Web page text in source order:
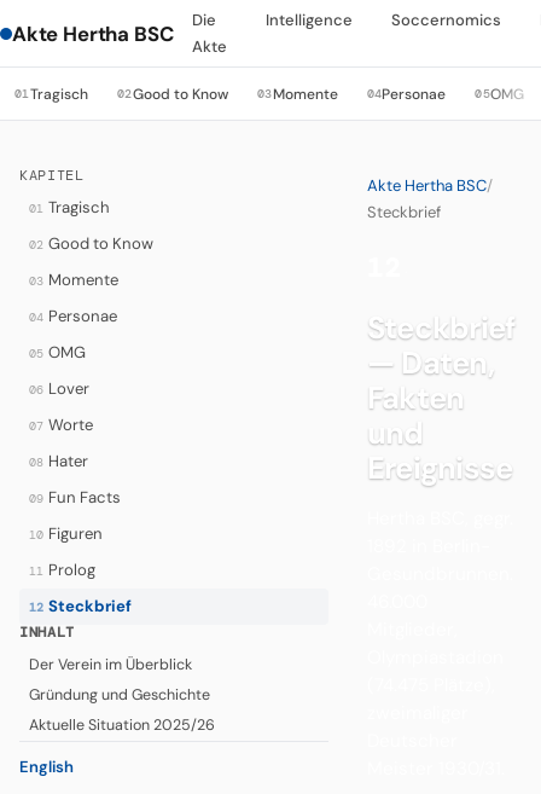
Akte Hertha BSC
Die
Akte
Intelligence Soccernomics
01Tragisch 02Good to Know 03Momente 04Personae 05OMG
KAPITEL
01 Tragisch
02 Good to Know
03 Momente
04 Personae
05 OMG
06 Lover
07 Worte
08 Hater
09 Fun Facts
10 Figuren
11 Prolog
12 Steckbrief
INHALT
Der Verein im Überblick
Gründung und Geschichte
Aktuelle Situation 2025/26
English
Akte Hertha BSC/
Steckbrief
Steckbrief
— Daten,
Fakten
und
Ereignisse